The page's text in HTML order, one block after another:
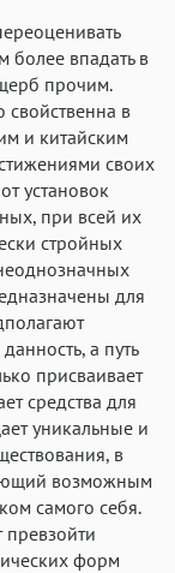
более впадать в
прочим.
в
и китайским
своих
установок
при всей их
стройных
для
а путь
присваивает
средства для
уникальные и
в
возможным
самого себя.
превзойти
форм